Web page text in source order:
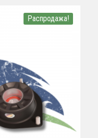
Распродажа!